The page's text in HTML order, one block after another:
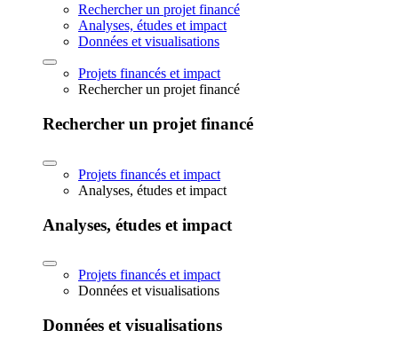
Rechercher un projet financé
Analyses, études et impact
Données et visualisations
Projets financés et impact
Rechercher un projet financé
Rechercher un projet financé
Projets financés et impact
Analyses, études et impact
Analyses, études et impact
Projets financés et impact
Données et visualisations
Données et visualisations